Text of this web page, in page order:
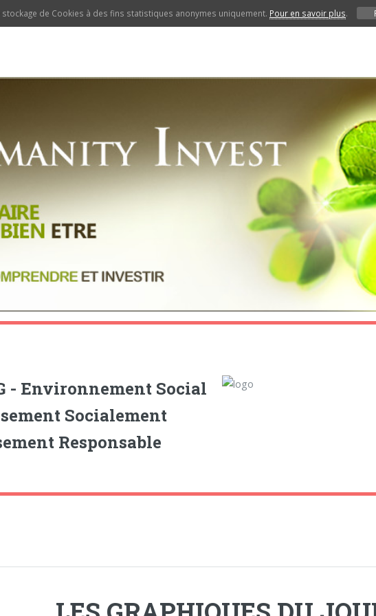
de Cookies à des fins statistiques anonymes uniquement. Pour en savoir plus.
- Environnement Social
Socialement
Responsable